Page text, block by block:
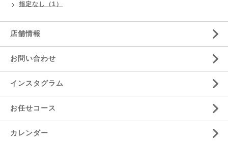
指定なし（1）
店舗情報
お問い合わせ
インスタグラム
お任せコース
カレンダー